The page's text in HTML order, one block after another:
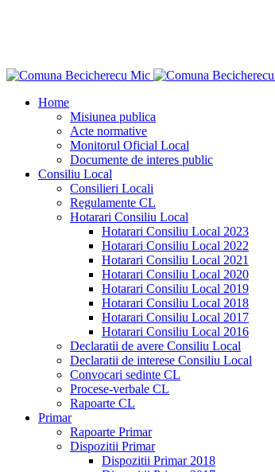
Home
Misiunea publica
Acte normative
Monitorul Oficial Local
Documente de interes public
Consiliu Local
Consilieri Locali
Regulamente CL
Hotarari Consiliu Local
Hotarari Consiliu Local 2023
Hotarari Consiliu Local 2022
Hotarari Consiliu Local 2021
Hotarari Consiliu Local 2020
Hotarari Consiliu Local 2019
Hotarari Consiliu Local 2018
Hotarari Consiliu Local 2017
Hotarari Consiliu Local 2016
Declaratii de avere Consiliu Local
Declaratii de interese Consiliu Local
Convocari sedinte CL
Procese-verbale CL
Rapoarte CL
Primar
Rapoarte Primar
Dispozitii Primar
Dispozitii Primar 2018